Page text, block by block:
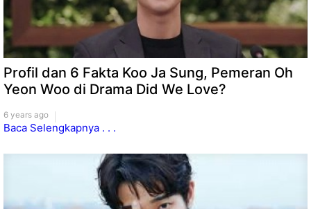
Profil dan 6 Fakta Koo Ja Sung, Pemeran Oh
Yeon Woo di Drama Did We Love?
6 years ago
Baca Selengkapnya . . .